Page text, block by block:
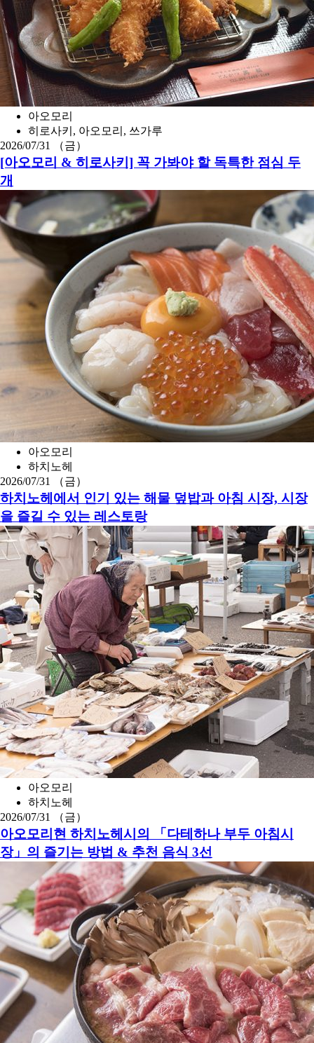
아오모리
히로사키, 아오모리, 쓰가루
2026/07/31 （금）
[아오모리 & 히로사키] 꼭 가봐야 할 독특한 점심 두
개
아오모리
하치노헤
2026/07/31 （금）
하치노헤에서 인기 있는 해물 덮밥과 아침 시장, 시장
을 즐길 수 있는 레스토랑
아오모리
하치노헤
2026/07/31 （금）
아오모리현 하치노헤시의 「다테하나 부두 아침시
장」의 즐기는 방법 & 추천 음식 3선